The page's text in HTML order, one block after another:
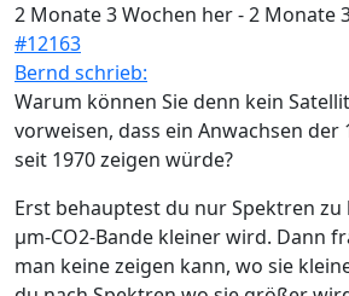
2 Monate 3 Wochen her-2 Monate
#12163
Bernd schrieb:
Warum können Sie denn kein
vorweisen, dass ein Anwachsen der
seit 1970 zeigen würde?
Erst behauptest du nur Spektren zu
µm-CO2-Bande kleiner wird. Dann
man keine zeigen kann, wo sie